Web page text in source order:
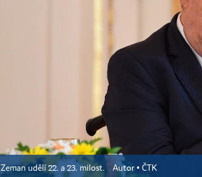
Zeman udělí 22. a 23. milost. Autor ▪ ČTK